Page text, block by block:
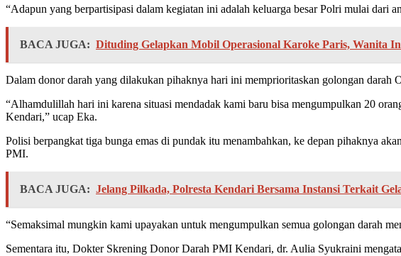
“Adapun yang berpartisipasi dalam kegiatan ini adalah keluarga besar Polri mulai dari
BACA JUGA: Dituding Gelapkan Mobil Operasional Karoke Paris, Wanita
Dalam donor darah yang dilakukan pihaknya hari ini memprioritaskan golongan
“Alhamdulillah hari ini karena situasi mendadak kami baru bisa mengumpulkan 20
Kendari,” ucap Eka.
Polisi berpangkat tiga bunga emas di pundak itu menambahkan, ke depan pihaknya
PMI.
BACA JUGA: Jelang Pilkada, Polresta Kendari Bersama Instansi Terkait
“Semaksimal mungkin kami upayakan untuk mengumpulkan semua golongan darah
Sementara itu, Dokter Skrening Donor Darah PMI Kendari, dr. Aulia Syukraini